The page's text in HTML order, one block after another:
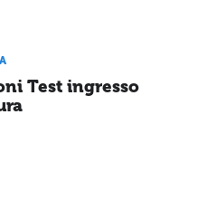
Test ingresso